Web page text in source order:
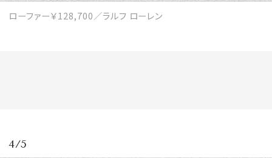
ローファー￥128,700／ラルフ ローレン
4/5